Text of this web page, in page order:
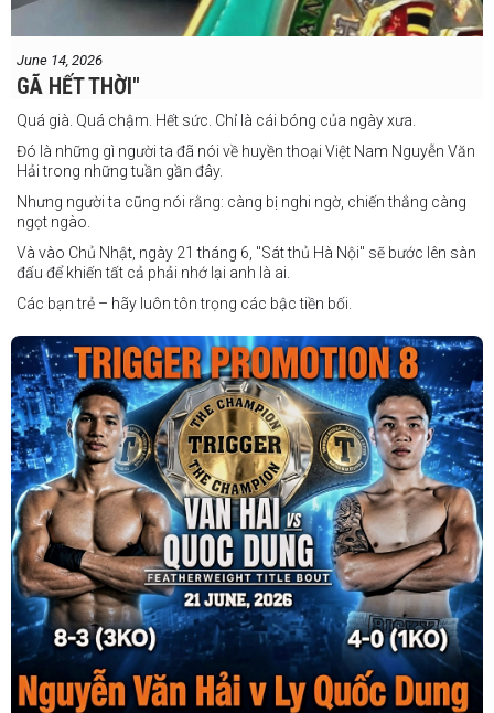
June 14, 2026
GÃ HẾT THỜI"
Quá già. Quá chậm. Hết sức. Chỉ là cái bóng của ngày xưa.
Đó là những gì người ta đã nói về huyền thoại Việt Nam Nguyễn Văn
Hải trong những tuần gần đây.
Nhưng người ta cũng nói rằng: càng bị nghi ngờ, chiến thắng càng
ngọt ngào.
Và vào Chủ Nhật, ngày 21 tháng 6, "Sát thủ Hà Nội" sẽ bước lên sàn
đấu để khiến tất cả phải nhớ lại anh là ai.
Các bạn trẻ – hãy luôn tôn trọng các bậc tiền bối.